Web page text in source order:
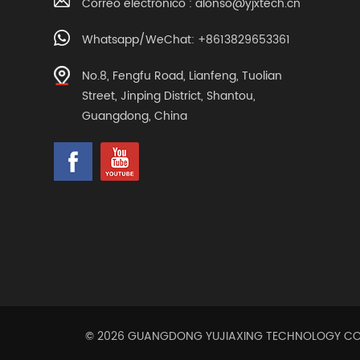
Correo electrónico :alonso@yjxtech.cn
Whatsapp/WeChat: +8613829653361
No.8, Fengfu Road, Lianfeng, Tuolian
Street, Jinping District, Shantou,
Guangdong, China
© 2026 GUANGDONG YUJIAXING TECHNOLOGY